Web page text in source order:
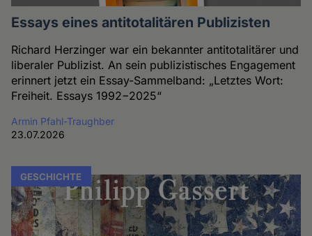
Essays eines antitotalitären Publizisten
Richard Herzinger war ein bekannter antitotalitärer und
liberaler Publizist. An sein publizistisches Engagement
erinnert jetzt ein Essay-Sammelband: „Letztes Wort:
Freiheit. Essays 1992−2025“
Armin Pfahl-Traughber
23.07.2026
GESCHICHTE